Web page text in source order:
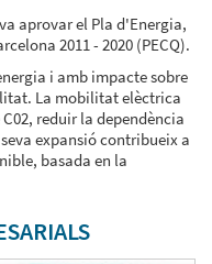
aprovar el Pla d'Energia,
2011 - 2020 (PECQ).
i amb impacte sobre
La mobilitat elèctrica
reduir la dependència
expansió contribueix a
basada en la